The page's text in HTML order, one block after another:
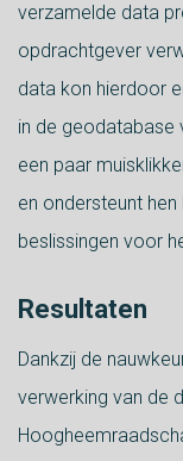
verzamelde data
opdrachtgever
data kon hierdoor
in de geodatabase
een paar
en ondersteunt
beslissingen voor
Resultaten
Dankzij de
verwerking van de